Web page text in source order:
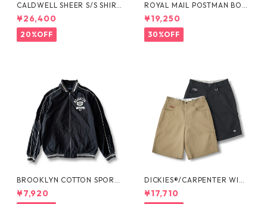
CALDWELL SHEER S/S SHIRT
by Polo Ralph Lauren
¥26,400
20%OFF
ROYAL MAIL POSTMAN BOO
TS by Dr.MARTENS
¥19,250
30%OFF
BROOKLYN COTTON SPORT
JKT by Polo Ralph Lauren
¥7,920
DICKIES®/CARPENTER WIDE
SHORTS -SEDAN ALL-PURPO
SE-
¥17,710